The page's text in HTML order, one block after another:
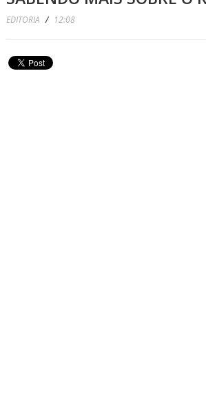
EDITORIA / 12:08